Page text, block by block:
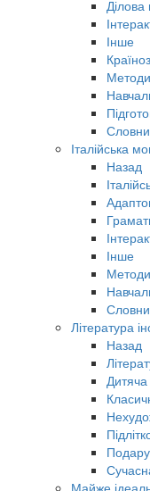
Інше
Італійська
Назад
Інше
Література
Назад
Дитяча
Майже